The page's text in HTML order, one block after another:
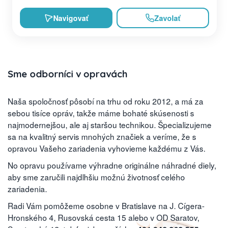
Navigovať Zavolať
Sme odborníci v opravách
Naša spoločnosť pôsobí na trhu od roku 2012, a má za
sebou tisíce opráv, takže máme bohaté skúsenosti s
najmodernejšou, ale aj staršou technikou. Špecializujeme
sa na kvalitný servis mnohých značiek a veríme, že s
opravou Vašeho zariadenia vyhovieme každému z Vás.
No opravu používame výhradne originálne náhradné diely,
aby sme zaručili najdlhšiu možnú životnosť celého
zariadenia.
Radi Vám pomôžeme osobne v Bratislave na J. Cígera-
Hronského 4, Rusovská cesta 15 alebo v OD Saratov,